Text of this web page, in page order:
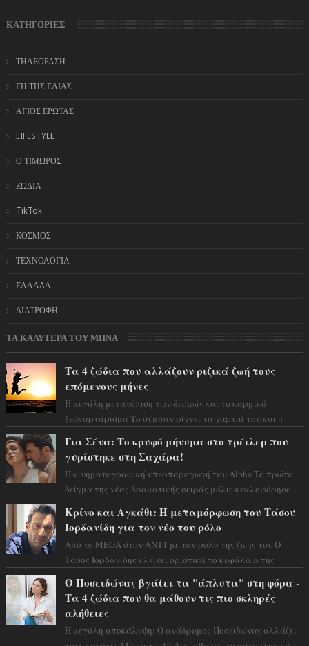
ΚΑΤΗΓΟΡΙΕΣ
ΤΗΛΕΟΡΑΣΗ
ΓΗ ΤΗΣ ΕΛΙΑΣ
ΑΓΙΟΣ ΕΡΩΤΑΣ
LIFESTYLE
Ο ΤΙΜΩΡΟΣ
ΖΩΔΙΑ
TikTok
ΚΟΣΜΟΣ
ΤΕΧΝΟΛΟΓΙΑ
ΕΛΛΑΔΑ
ΔΙΑΤΡΟΦΗ
ΤΑ ΚΑΛΥΤΕΡΑ ΤΟΥ ΜΗΝΑ
Τα 4 ζώδια που αλλάζουν ριζικά ζωή τους
επόμενους μήνες
Η μεγάλη μετατόπιση των δεσμών και το καρμικό
ξεσκαρτάρισμα Το σύμπαν ρίχνει τα χαρτιά του και η
Για Σένα: Το κρυφό μήνυμα στο τρέιλερ που
γυρίστηκε στη Σαχάρα!
Η κινηματογραφική υπερπαραγωγή του Alpha Το πρώτο
δείγμα της νέας δραματικής σειράς μόλις κυκλοφόρησε
Κρίνο και Αγκάθι: Η μεταμόρφωση του Τάσου
Ιορδανίδη για τον νέο του ρόλο
Από το MEGA στον ΑΝΤ1 με τον ρόλο της ζωής του Ο
Τάσος Ιορδανίδης κλείνει οριστικά το κεφάλαιο της
Ο Ποσειδώνας βγάζει τα "άπλυτα" στη φόρα -
Τα 4 ζώδια που θα μάθουν τις πιο σκληρές
αλήθειες
Η μεγάλη αποκάλυψη: Ο ανάδρομος Ποσειδώνας αλλάζει